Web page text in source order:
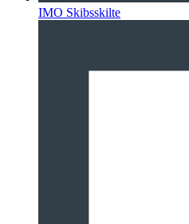
IMO Skibsskilte